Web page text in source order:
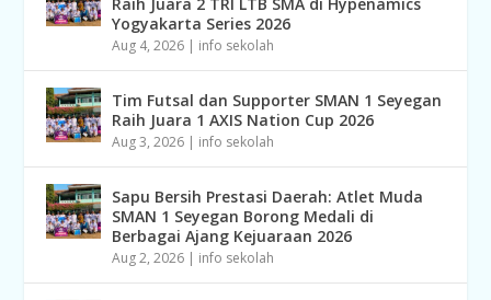
Yogyakarta Series 2026
Aug 4, 2026 | info sekolah
Tim Futsal dan Supporter SMAN 1 Seyegan
Raih Juara 1 AXIS Nation Cup 2026
Aug 3, 2026 | info sekolah
Sapu Bersih Prestasi Daerah: Atlet Muda
SMAN 1 Seyegan Borong Medali di
Berbagai Ajang Kejuaraan 2026
Aug 2, 2026 | info sekolah